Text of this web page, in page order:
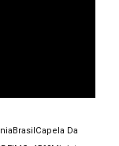
Brasil Capela Da